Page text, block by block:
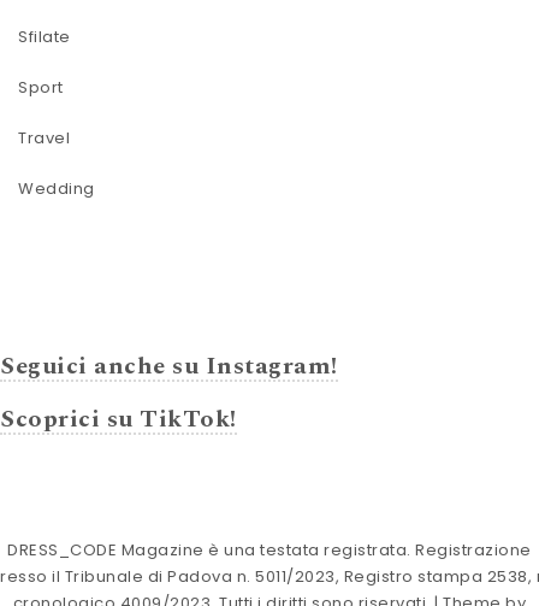
Sfilate
Sport
Travel
Wedding
Seguici anche su Instagram!
Scoprici su TikTok!
DRESS_CODE Magazine è una testata registrata. Registrazione
il Tribunale di Padova n. 5011/2023, Registro stampa 2538,